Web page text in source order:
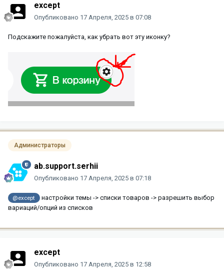
except
Опубликовано 17 Апреля, 2025 в 07:08
Подскажите пожалуйста, как убрать вот эту иконку?
Администраторы
ab.support.serhii
Опубликовано 17 Апреля, 2025 в 07:18
@except
настройки темы -> списки товаров -> разрешить выбор
вариаций/опций из списков
except
Опубликовано 17 Апреля, 2025 в 12:58